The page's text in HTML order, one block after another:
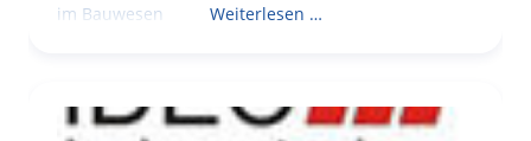
im Bauwesen
Weiterlesen …